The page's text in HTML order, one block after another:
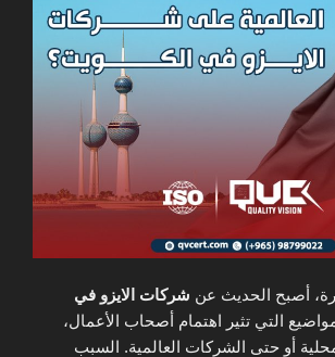
أصبح الحديث عن شركات الايزو في
التي تثير اهتمام أصحاب الأعمال،
أو حتى الشركات العالمية. السبب